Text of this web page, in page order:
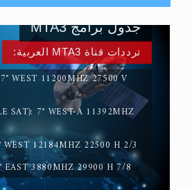
سورة التكوير تُنبئ بزمن بعثة
السلام
ترددات قناة MTA3 العربية:
WEST 11200MHZ 27500 V
SAT): 7° WEST-A 11392MHZ
WEST 12184MHZ 22500 H 2/3
EAST 3880MHZ 29900 H 7/8
جدول برامج MTA3